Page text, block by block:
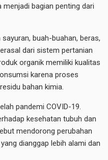
menjadi bagian penting dari
buah-buahan, beras,
dari sistem pertanian
organik memiliki kualitas
karena proses
bahan kimia.
pandemi COVID-19.
kesehatan tubuh dan
mendorong perubahan
dianggap lebih alami dan